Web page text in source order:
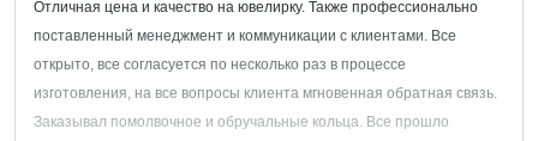
Отличная цена и качество на ювелирку. Также профессионально
поставленный менеджмент и коммуникации с клиентами. Все
открыто, все согласуется по несколько раз в процессе
изготовления, на все вопросы клиента мгновенная обратная связь.
Заказывал помолвочное и обручальные кольца. Все прошло